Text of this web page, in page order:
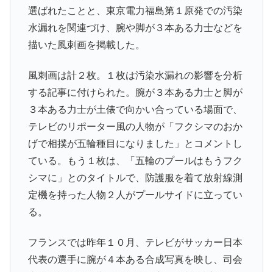
選ばれたことと、東京電力福島第１原発での汚染
水漏れを関連づけ、腕や脚が３本ある力士などを
描いた風刺画を掲載した。
風刺画は計２枚。１枚は汚染水漏れの影響を分析
する記事に付けられた。腕が３本ある力士と脚が
３本ある力士が土俵で向かい合っている場面で、
テレビのリポーター風の人物が「フクシマのおか
げで相撲が五輪種目になりました」とコメントし
ている。もう１枚は、「五輪のプールはもうフク
シマに」とのタイトルで、防護服を着て放射線測
定機を持った人物２人がプールサイドに立ってい
る。
フランスでは昨年１０月、テレビがサッカー日本
代表の選手に腕が４本ある合成写真を映し、司会